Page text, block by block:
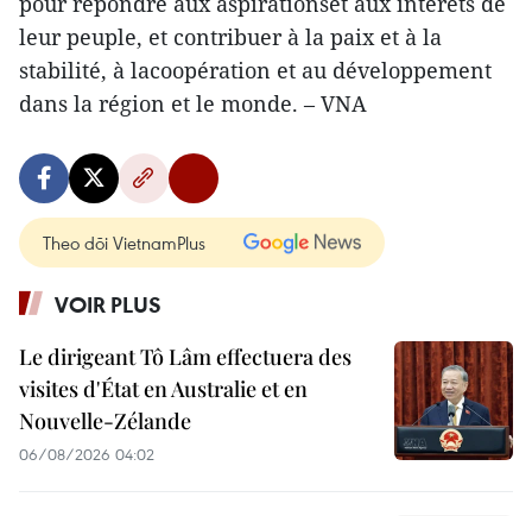
leur peuple, et contribuer à la paix et à la
stabilité, à lacoopération et au développement
dans la région et le monde. – VNA
Theo dõi VietnamPlus
VOIR PLUS
Le dirigeant Tô Lâm effectuera des
visites d'État en Australie et en
Nouvelle-Zélande
06/08/2026 04:02